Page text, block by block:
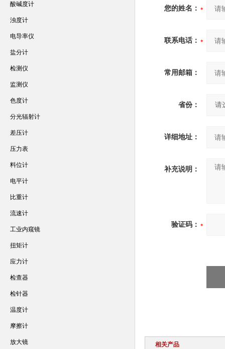
您的姓名：
联系电话：
常用邮箱：
省份：
详细地址：
补充说明：
验证码：
相关产品
酸碱度计
浊度计
电导率仪
盐分计
检测仪
监测仪
色度计
分光辐射计
差压计
压力表
料位计
电平计
比重计
流速计
工业内窥镜
扭矩计
应力计
检查器
检针器
温度计
摩擦计
放大镜